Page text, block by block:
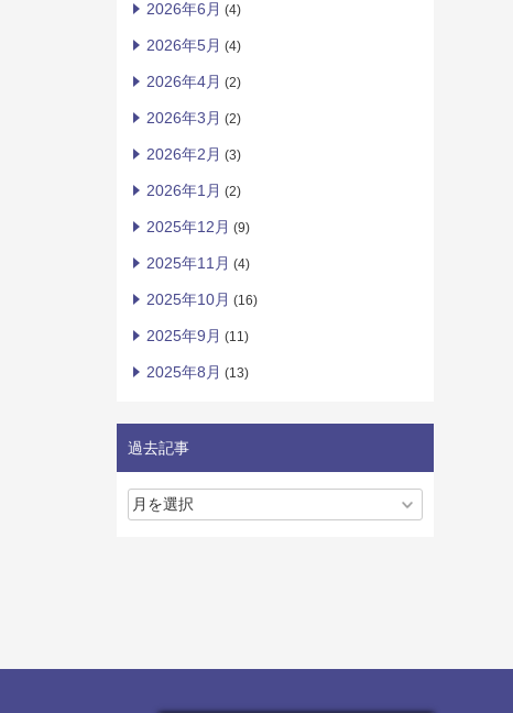
2026年6月 (4)
2026年5月 (4)
2026年4月 (2)
2026年3月 (2)
2026年2月 (3)
2026年1月 (2)
2025年12月 (9)
2025年11月 (4)
2025年10月 (16)
2025年9月 (11)
2025年8月 (13)
過去記事